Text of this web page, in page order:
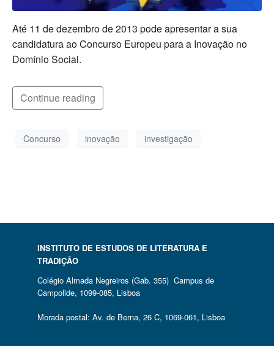
Até 11 de dezembro de 2013 pode apresentar a sua
candidatura ao Concurso Europeu para a Inovação no
Domínio Social.
Continue reading
Concurso inovação investigação
INSTITUTO DE ESTUDOS DE LITERATURA E
TRADIÇÃO
Colégio Almada Negreiros (Gab. 355) Campus de
Campolide, 1099-085, Lisboa
Morada postal: Av. de Berna, 26 C, 1069-061, Lisboa